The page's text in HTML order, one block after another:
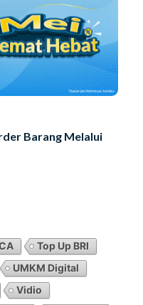
Barang Melalui
Top Up BRI
UMKM Digital
Vidio